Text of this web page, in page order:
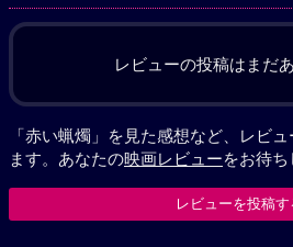
レビューの投稿はまだ
「赤い蝋燭」を見た感想など、レビ
ます。あなたの映画レビューをお待ち
レビューを投稿す